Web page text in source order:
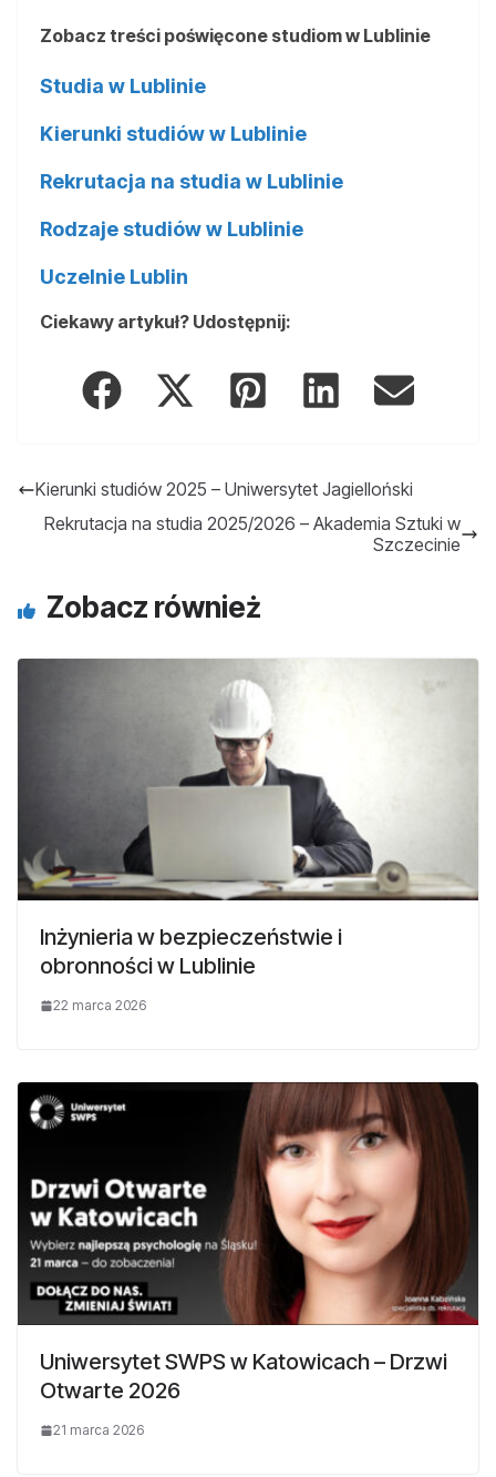
Zobacz treści poświęcone studiom w Lublinie
Studia w Lublinie
Kierunki studiów w Lublinie
Rekrutacja na studia w Lublinie
Rodzaje studiów w Lublinie
Uczelnie Lublin
Ciekawy artykuł? Udostępnij:
Kierunki studiów 2025 – Uniwersytet Jagielloński
Rekrutacja na studia 2025/2026 – Akademia Sztuki w
Szczecinie
Zobacz również
Inżynieria w bezpieczeństwie i
obronności w Lublinie
22 marca 2026
Uniwersytet SWPS w Katowicach – Drzwi
Otwarte 2026
21 marca 2026